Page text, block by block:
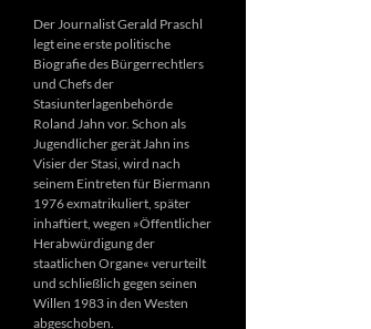
Der Journalist Gerald Praschl
legt eine erste politische
Biografie des Bürgerrechtlers
und Chefs der
Stasiunterlagenbehörde
Roland Jahn vor. Schon als
Jugendlicher gerät Jahn ins
Visier der Stasi, wird nach
seinem Eintreten für Biermann
1976 exmatrikuliert, später
inhaftiert, wegen »Öffentlicher
Herabwürdigung der
staatlichen Organe« verurteilt
und schließlich gegen seinen
Willen 1983 in den Westen
abgeschoben.